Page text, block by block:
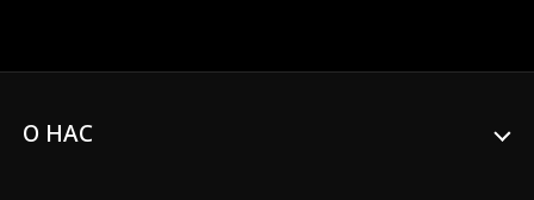
настоящая любовь непредсказуема,
О НАС